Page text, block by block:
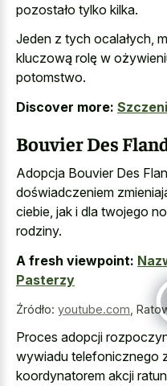
pozostało tylko kilka.
Jeden z tych ocalałych,
kluczową rolę w
potomstwo.
Discover more:
Bouvier Des
Adopcja Bouvier Des
doświadczeniem
ciebie, jak i dla twojego
rodziny.
A fresh viewpoint:
Pasterzy
Źródło: youtube.com
Proces adopcji
wywiadu telefonicznego
koordynatorem akcji